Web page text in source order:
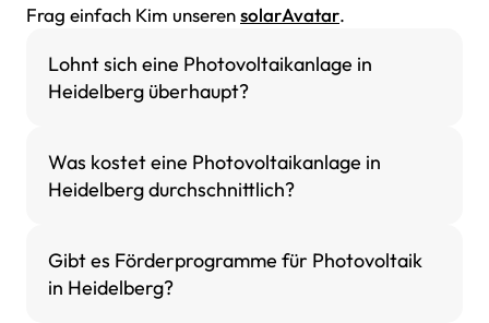
Frag einfach Kim unserensolarAvatar.
Lohnt sich eine Photovoltaikanlage in
Heidelberg überhaupt?
Was kostet eine Photovoltaikanlage in
Heidelberg durchschnittlich?
Gibt es Förderprogramme für Photovoltaik
in Heidelberg?